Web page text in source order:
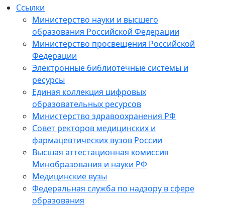
Ссылки
Министерство науки и высшего
образования Российской Федерации
Министерство просвещения Российской
Федерации
Электронные библиотечные системы и
ресурсы
Единая коллекция цифровых
образовательных ресурсов
Министерство здравоохранения РФ
Совет ректоров медицинских и
фармацевтических вузов России
Высшая аттестационная комиссия
Минобразования и науки РФ
Медицинские вузы
Федеральная служба по надзору в сфере
образования